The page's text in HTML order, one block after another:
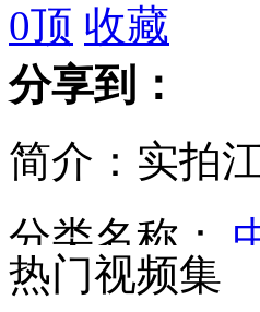
拍客：庆丰包子铺现身上
拍客：江苏老太27年收养
厉以宁谈改革:利益集团可
0顶 收藏
分享到：
简介：实拍
分类名称：
热门视频集